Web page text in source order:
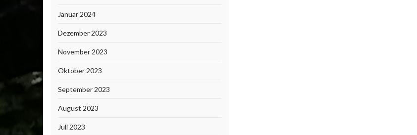
Januar 2024
Dezember 2023
November 2023
Oktober 2023
September 2023
August 2023
Juli 2023